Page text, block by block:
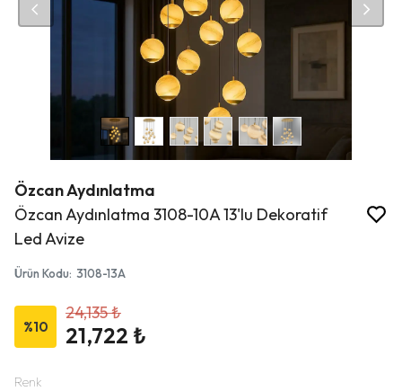
Özcan Aydınlatma
Özcan Aydınlatma 3108-10A 13'lu Dekoratif
Led Avize
Ürün Kodu: 3108-13A
%10
24,135 ₺
21,722 ₺
Renk